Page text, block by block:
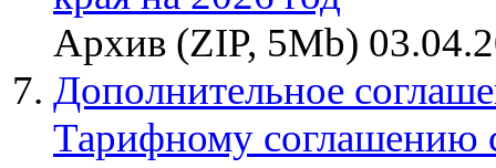
Архив (ZIP, 5Mb)
Дополнительное
Тарифному соглашению